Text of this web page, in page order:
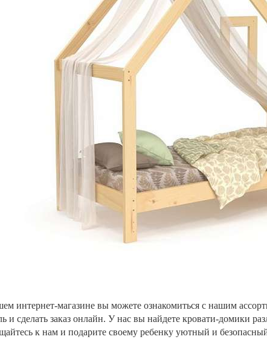
интернет-магазине вы можете ознакомиться с нашим
и сделать заказ онлайн. У нас вы найдете кровати-домики
к нам и подарите своему ребенку уютный и